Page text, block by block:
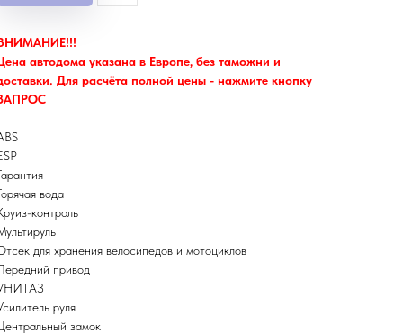
автодома указана в Европе, без таможни и
Для расчёта полной цены - нажмите кнопку
вода
контроль
для хранения велосипедов и мотоциклов
привод
руля
замок